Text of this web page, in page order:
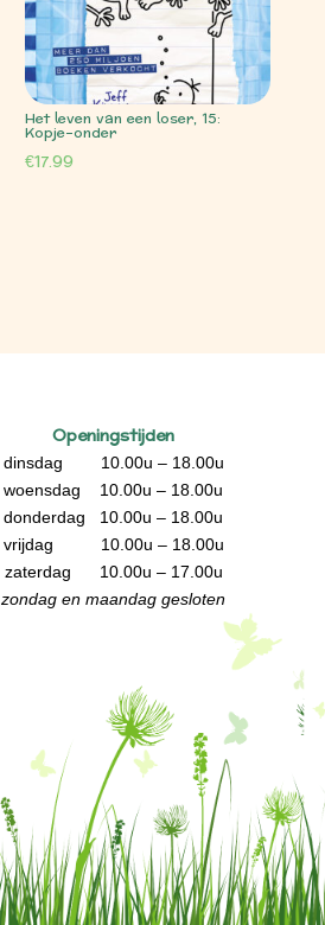
Het leven van een loser, 15:
Kopje-onder
€17.99
Openingstijden
dinsdag 10.00u – 18.00u
woensdag 10.00u – 18.00u
donderdag 10.00u – 18.00u
vrijdag 10.00u – 18.00u
zaterdag 10.00u – 17.00u
zondag en maandag gesloten